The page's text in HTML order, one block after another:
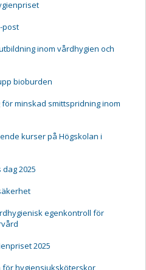
post
inom vårdhygien och
bioburden
för minskad smittspridning inom
kurser på Högskolan i
2025
egenkontroll för
2025
för hygiensjuksköterskor